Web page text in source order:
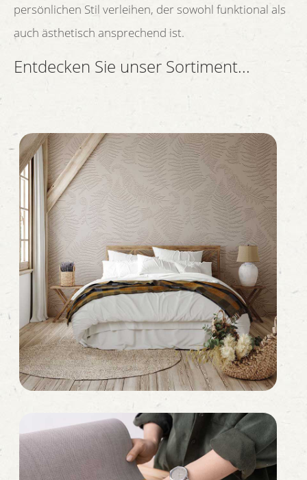
persönlichen Stil verleihen, der sowohl funktional als
auch ästhetisch ansprechend ist.
Entdecken Sie unser Sortiment...